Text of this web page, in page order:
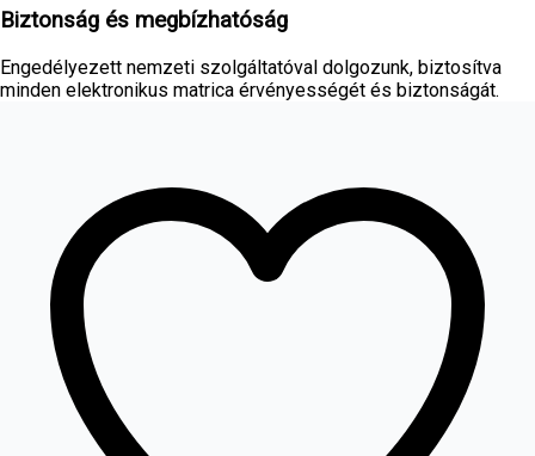
Biztonság és megbízhatóság
Engedélyezett nemzeti szolgáltatóval dolgozunk, biztosítva
minden elektronikus matrica érvényességét és biztonságát.